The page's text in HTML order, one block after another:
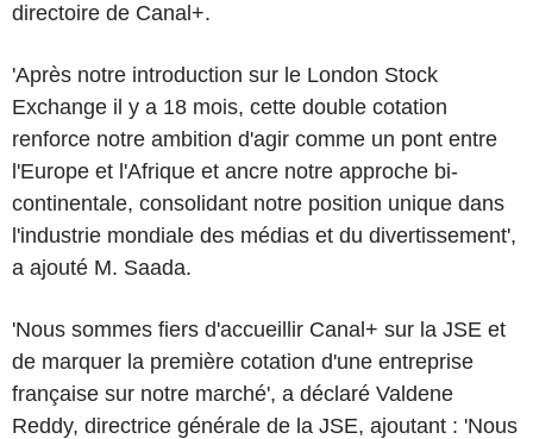
directoire de Canal+.
'Après notre introduction sur le London Stock
Exchange il y a 18 mois, cette double cotation
renforce notre ambition d'agir comme un pont entre
l'Europe et l'Afrique et ancre notre approche bi-
continentale, consolidant notre position unique dans
l'industrie mondiale des médias et du divertissement',
a ajouté M. Saada.
'Nous sommes fiers d'accueillir Canal+ sur la JSE et
de marquer la première cotation d'une entreprise
française sur notre marché', a déclaré Valdene
Reddy, directrice générale de la JSE, ajoutant : 'Nous